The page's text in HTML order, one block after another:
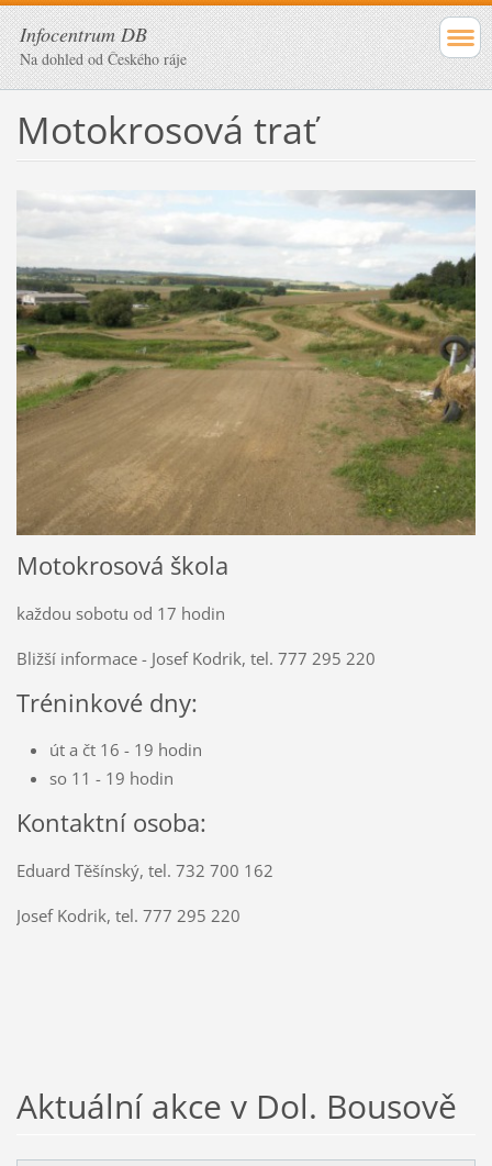
Infocentrum DB
Na dohled od Českého ráje
Motokrosová trať
Motokrosová škola
každou sobotu od 17 hodin
Bližší informace - Josef Kodrik, tel. 777 295 220
Tréninkové dny:
út a čt 16 - 19 hodin
so 11 - 19 hodin
Kontaktní osoba:
Eduard Těšínský, tel. 732 700 162
Josef Kodrik, tel. 777 295 220
Aktuální akce v Dol. Bousově